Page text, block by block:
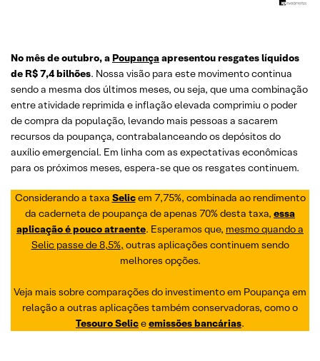
No mês de outubro, a Poupançaapresentou resgates líquidos
de R$ 7,4 bilhões. Nossa visão para este movimento continua
sendo a mesma dos últimos meses, ou seja, que uma combinação
entre atividade reprimida e inflação elevada comprimiu o poder
de compra da população, levando mais pessoas a sacarem
recursos da poupança, contrabalanceando os depósitos do
auxílio emergencial. Em linha com as expectativas econômicas
para os próximos meses, espera-se que os resgates continuem.
Considerando a taxa Selicem 7,75%, combinada ao rendimento
da caderneta de poupança de apenas 70% desta taxa, essa
aplicação é pouco atraente. Esperamos que, mesmo quando a
Selic passe de 8,5%, outras aplicações continuem sendo
melhores opções.
Veja mais sobre comparações do investimento em Poupança em
relação a outras aplicações também conservadoras, como o
Tesouro Seliceemissões bancárias.